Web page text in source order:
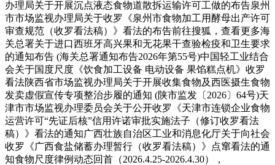
办理局关于开展沉点液态食物道散拆运输许可工做的布告泉州
市市场监视办理局关于收罗《泉州市食物加工用酵母出产许可
审查规范（收罗看法稿）》看法的布告前往搜狐，查看更多海
关总署关于进口西班牙高兴果和无花果干查验检疫和卫生要求
的通知布告 (海关总署通知布告2026年第55号)中国轻工业结合
会关于国度尺度《饮食加工设备 电动设备 果馅糕点机》收罗
看法陕西省市场监视办理局关于开展收集食物及西医摄生食物
发卖虚假宣传专项整治步履的通知 (陕市监发〔2026〕64号)天
津市市场监视办理委员会关于公开收罗《天津市连锁企业食物
运营许可“先证后核”信用许诺审批实施法子（修订收罗看法
稿）》看法的通知广西壮族自治区工业和消息化厅关于向社会
收罗《广西食盐储蓄办理暂行（收罗看法稿）》点窜看法的通
知食物尺度律例动态回首（2026.4.25-2026.4.30），